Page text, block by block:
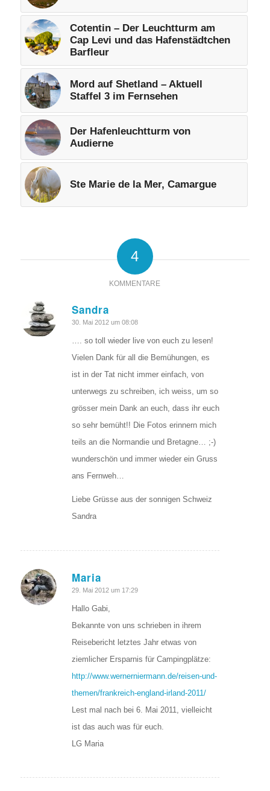
Cotentin – Der Leuchtturm am
Cap Levi und das Hafenstädtchen
Barfleur
Mord auf Shetland – Aktuell
Staffel 3 im Fernsehen
Der Hafenleuchtturm von
Audierne
Ste Marie de la Mer, Camargue
4
KOMMENTARE
Sandra
sagte:
30. Mai 2012 um 08:08
…. so toll wieder live von euch zu lesen!
Vielen Dank für all die Bemühungen, es
ist in der Tat nicht immer einfach, von
unterwegs zu schreiben, ich weiss, um so
grösser mein Dank an euch, dass ihr euch
so sehr bemüht!! Die Fotos erinnern mich
teils an die Normandie und Bretagne… ;-)
wunderschön und immer wieder ein Gruss
ans Fernweh…
Liebe Grüsse aus der sonnigen Schweiz
Sandra
Maria
sagte:
29. Mai 2012 um 17:29
Hallo Gabi,
Bekannte von uns schrieben in ihrem
Reisebericht letztes Jahr etwas von
ziemlicher Ersparnis für Campingplätze:
http://www.wernerniermann.de/reisen-und-
themen/frankreich-england-irland-2011/
Lest mal nach bei 6. Mai 2011, vielleicht
ist das auch was für euch.
LG Maria